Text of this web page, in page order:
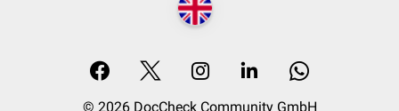
© 2026 DocCheck Community GmbH